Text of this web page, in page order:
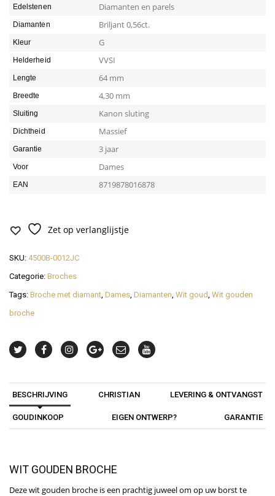
Edelstenen Diamanten en parels
Diamanten Briljant 0,56ct.
Kleur G
Helderheid VVSI
Lengte 64 mm
Breedte 4,30 mm
Sluiting Kanon sluting
Dichtheid Massief
Garantie 3 jaar
Voor Dames
EAN 8719878016878
Zet op verlanglijstje
SKU: 4500B-0012JC
Categorie: Broches
Tags: Broche met diamant Dames Diamanten Wit goud Wit gouden
broche
BESCHRIJVING CHRISTIAN LEVERING & ONTVANGST
GOUDINKOOP EIGEN ONTWERP? GARANTIE
WIT GOUDEN BROCHE
Deze wit gouden broche is een prachtig juweel om op uw borst te